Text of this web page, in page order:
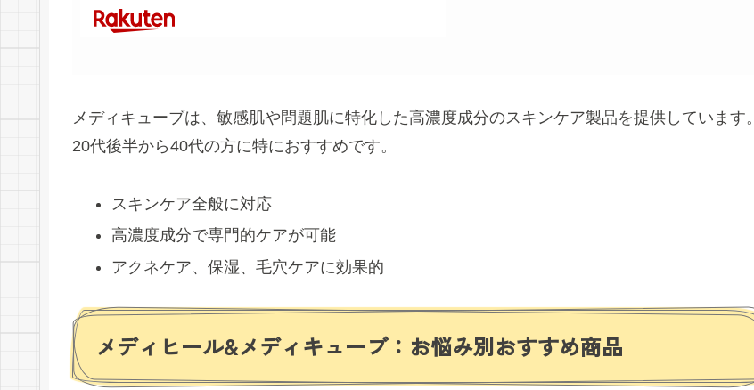
メディキューブは、敏感肌や問題肌に特化した高濃度成分のスキンケア製品を提供しています。
20代後半から40代の方に特におすすめです。
スキンケア全般に対応
高濃度成分で専門的ケアが可能
アクネケア、保湿、毛穴ケアに効果的
メディヒール&メディキューブ：お悩み別おすすめ商品